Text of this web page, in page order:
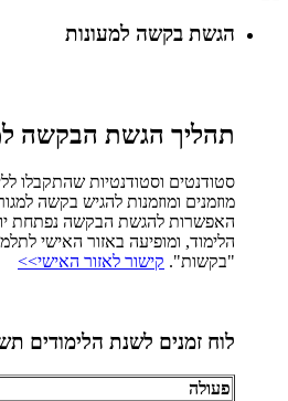
הגשת בקשה למעונות
תהליך הגשת הבקשה
סטודנטים וסטודנטיות שהתקבלו
מוזמנים ומוזמנות להגיש בקשה
האפשרות להגשת הבקשה נפתחת
הלימוד, ומופיעה באזור האישי
"בקשות". קישור לאזור האישי>>
לוח זמנים לשנת הלימודים
פעולה